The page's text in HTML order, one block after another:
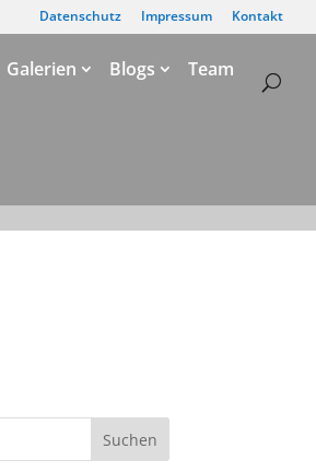
Datenschutz Impressum Kontakt
Galerien Blogs Team